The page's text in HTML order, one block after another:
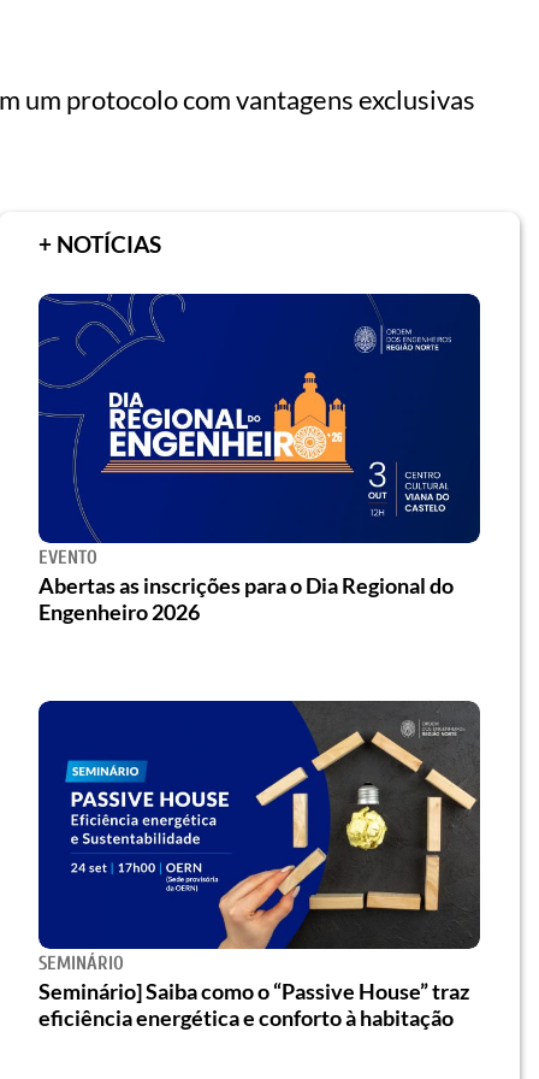
um protocolo com vantagens exclusivas
+ NOTÍCIAS
EVENTO
Abertas as inscrições para o Dia Regional do
Engenheiro 2026
SEMINÁRIO
Seminário] Saiba como o “Passive House” traz
eficiência energética e conforto à habitação